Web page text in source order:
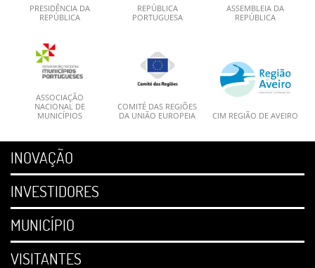
PRESIDÊNCIA DA
REPÚBLICA
REPÚBLICA
PORTUGUESA
ASSEMBLEIA DA
REPÚBLICA
ASSOCIAÇÃO
NACIONAL DE
MUNICÍPIOS
COMITÉ DAS REGIÕES
DA UNIÃO EUROPEIA
CIM REGIÃO DE AVEIRO
INOVAÇÃO
INVESTIDORES
MUNICÍPIO
VISITANTES